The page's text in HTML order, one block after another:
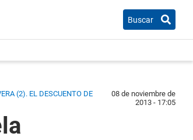
Buscar
(2). EL DESCUENTO DE
08 de noviembre de
2013 - 17:05